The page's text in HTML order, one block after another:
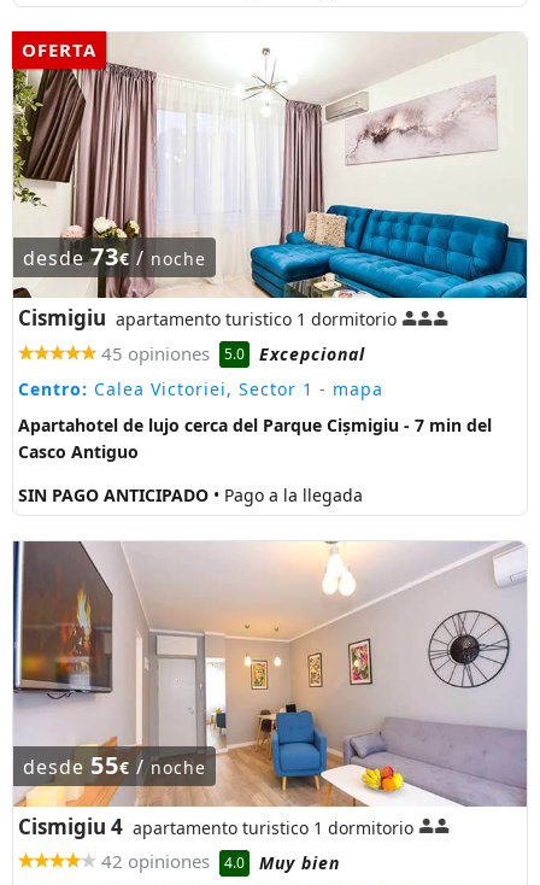
OFERTA
desde73€ / noche
Cismigiu apartamento turistico 1 dormitorio
45 opiniones 5.0
Excepcional
Centro: Calea Victoriei, Sector 1 - mapa
Apartahotel de lujo cerca del Parque Cișmigiu - 7 min del
Casco Antiguo
SIN PAGO ANTICIPADO • Pago a la llegada
desde 55€/ noche
Cismigiu 4 apartamento turistico 1 dormitorio
42 opiniones 4.0
Muy bien